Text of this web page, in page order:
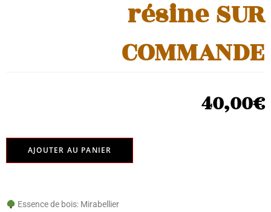
résine SUR
COMMANDE
40,00€
AJOUTER AU PANIER
Essence de bois: Mirabellier